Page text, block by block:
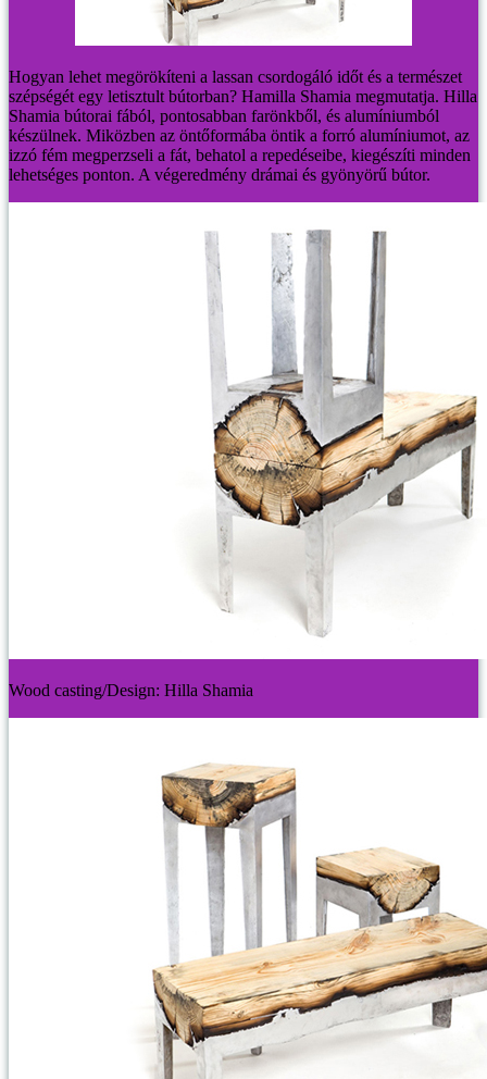
Hogyan lehet megörökíteni a lassan csordogáló időt és a természet
szépségét egy letisztult bútorban? Hamilla Shamia megmutatja. Hilla
Shamia bútorai fából, pontosabban farönkből, és alumíniumból
készülnek. Miközben az öntőformába öntik a forró alumíniumot, az
izzó fém megperzseli a fát, behatol a repedéseibe, kiegészíti minden
lehetséges ponton. A végeredmény drámai és gyönyörű bútor.
Wood casting/Design: Hilla Shamia